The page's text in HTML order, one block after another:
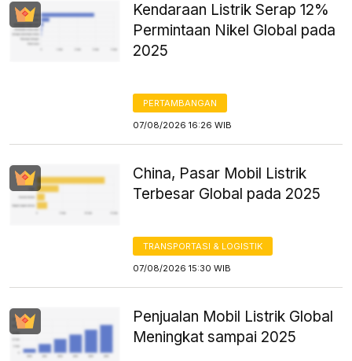
Kendaraan Listrik Serap 12%
Permintaan Nikel Global pada
2025
PERTAMBANGAN
07/08/2026 16:26 WIB
China, Pasar Mobil Listrik
Terbesar Global pada 2025
TRANSPORTASI & LOGISTIK
07/08/2026 15:30 WIB
Penjualan Mobil Listrik Global
Meningkat sampai 2025